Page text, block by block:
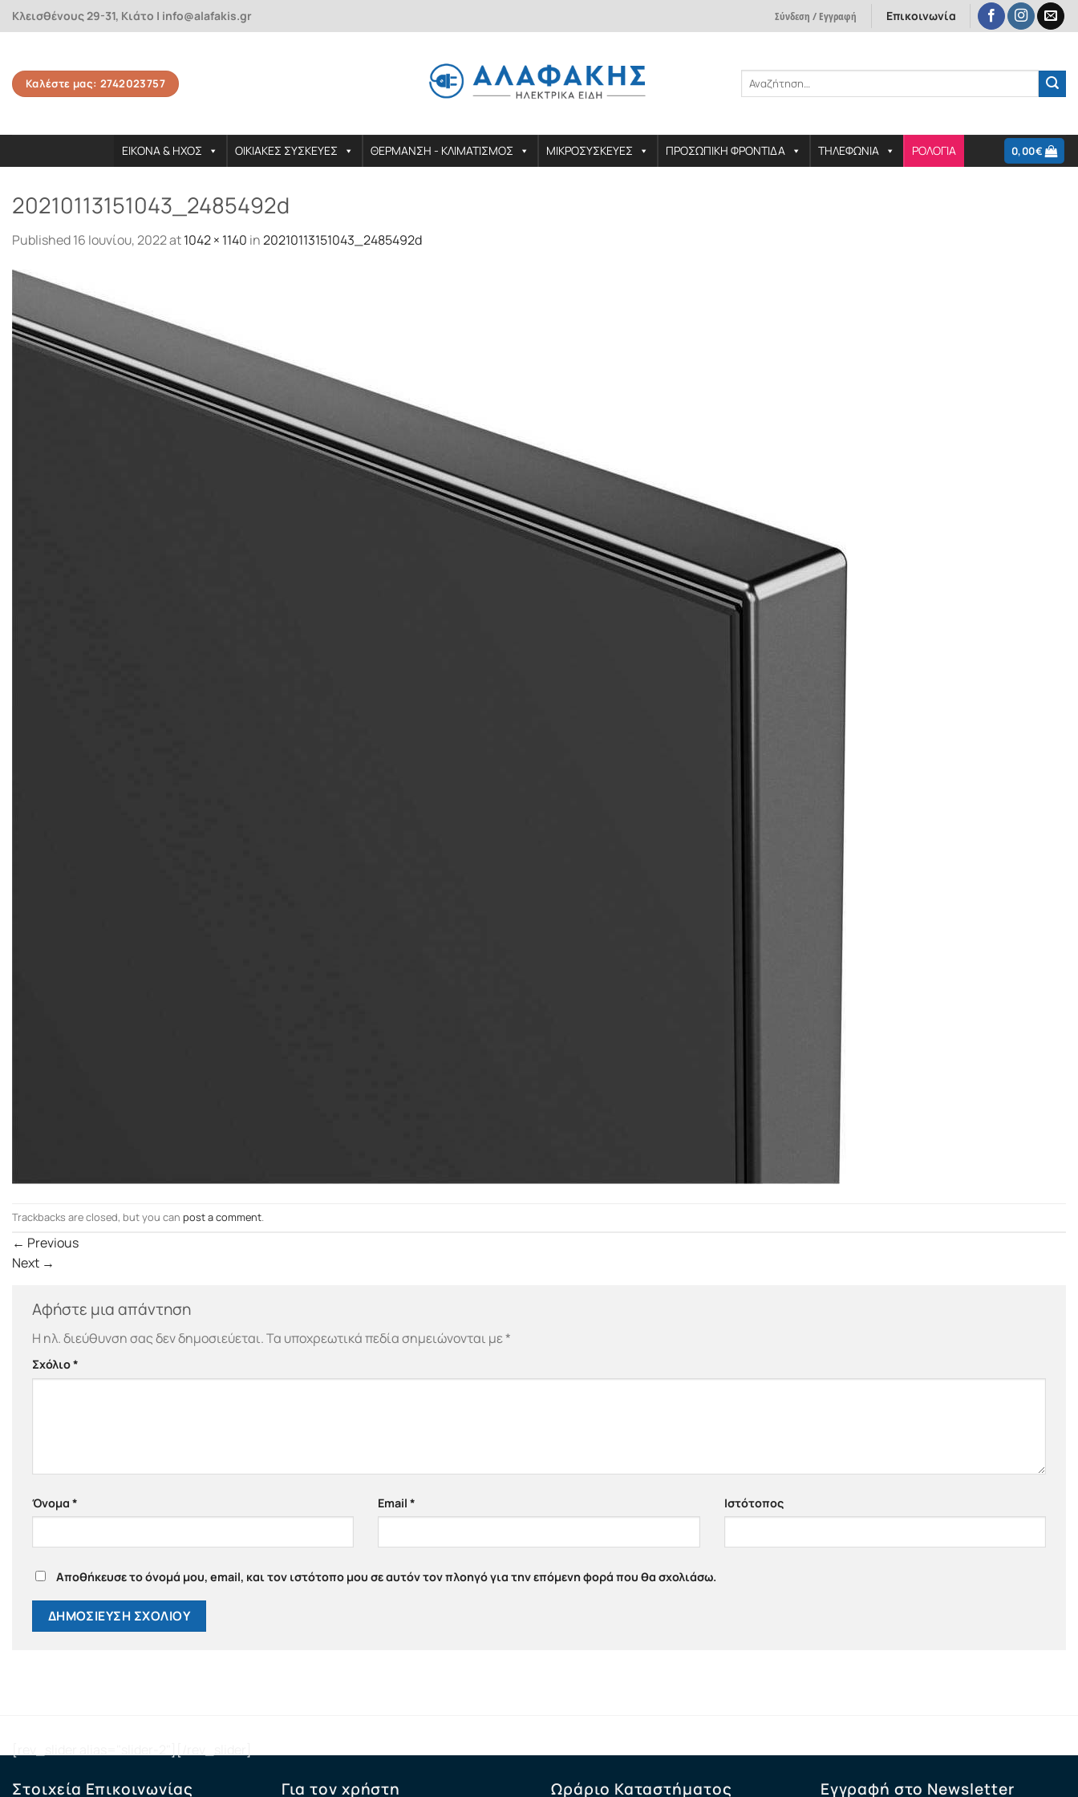
Skip
to
Κλεισθένους 29-31, Κιάτο | info@alafakis.gr Σύνδεση / Εγγραφή Επικοινωνία
Καλέστε μας: 2742023757
Αναζήτηση
ΕΙΚΟΝΑ & ΗΧΟΣ ΟΙΚΙΑΚΕΣ ΣΥΣΚΕΥΕΣ ΘΕΡΜΑΝΣΗ - ΚΛΙΜΑΤΙΣΜΟΣ ΜΙΚΡΟΣΥΣΚΕΥΕΣ ΠΡΟΣΩΠΙΚΗ ΦΡΟΝΤΙΔΑ ΤΗΛΕΦΩΝΙΑ ΡΟΛΟΓΙΑ 0,00€
20210113151043_2485492d
Published16 Ιουνίου, 2022at1042 × 1140 in20210113151043_2485492d
Trackbacks are closed, but you can post a comment.
← Previous
Next →
Αφήστε μια απάντηση
Η ηλ. διεύθυνση σας δεν δημοσιεύεται.Τα υποχρεωτικά πεδία σημειώνονται με*
Σχόλιο*
Όνομα * Email* Ιστότοπος
Αποθήκευσε το όνομά μου, email, και τον ιστότοπο μου σε αυτόν τον πλοηγό για την επόμενη φορά που θα σχολιάσω.
Στοιχεία Επικοινωνίας Για τον χρήστη Ωράριο Καταστήματος Εγγραφή στο Newsletter